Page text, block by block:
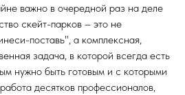
важно в очередной раз на деле
скейт-парков – это не
поставь", а комплексная,
задача, в которой всегда есть
нужно быть готовым и с которыми
десятков профессионалов,